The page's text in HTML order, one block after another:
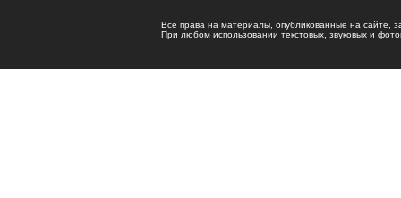
Все права на материалы, опубликованные на сайте,
При любом использовании текстовых, звуковых и